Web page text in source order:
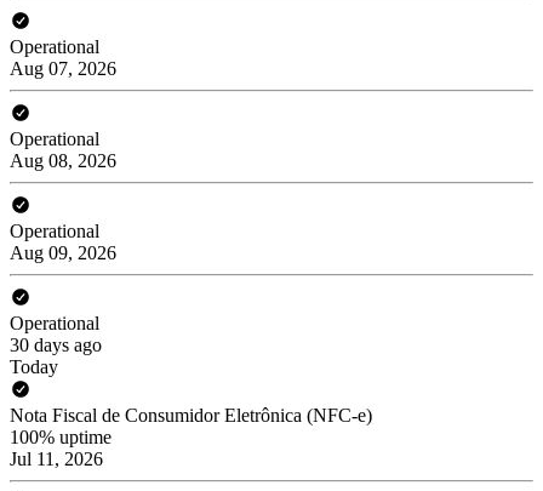
Operational
Aug 07, 2026
Operational
Aug 08, 2026
Operational
Aug 09, 2026
Operational
30 days ago
Today
Nota Fiscal de Consumidor Eletrônica (NFC-e)
100% uptime
Jul 11, 2026